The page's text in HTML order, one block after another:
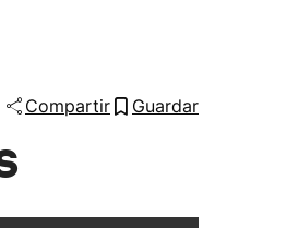
Compartir Guardar